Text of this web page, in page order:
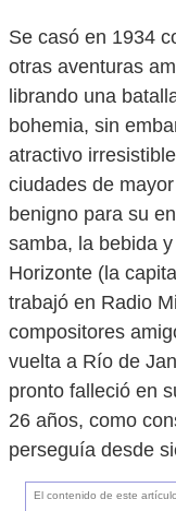
Se casó en 1934
otras aventuras
librando una
bohemia, sin
atractivo
ciudades de
benigno para su
samba, la bebida
Horizonte (la
trabajó en Radio
compositores
vuelta a Río de
pronto falleció en
26 años, como
perseguía desde
El contenido de este